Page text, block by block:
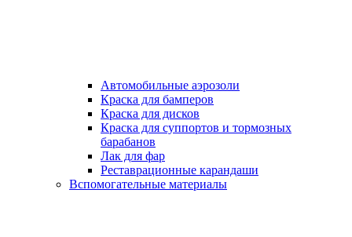
Автомобильные аэрозоли
Краска для бамперов
Краска для дисков
Краска для суппортов и тормозных
барабанов
Лак для фар
Реставрационные карандаши
Вспомогательные материалы